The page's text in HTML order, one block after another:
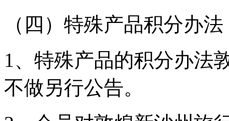
（四）特殊产品积分办法
1、特殊产品的积分办法
不做另行公告。